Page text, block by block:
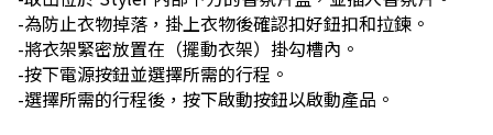
-為防止衣物掉落，掛上衣物後確認扣好鈕扣和拉鍊。
-將衣架緊密放置在（擺動衣架）掛勾槽內。
-按下電源按鈕並選擇所需的行程。
-選擇所需的行程後，按下啟動按鈕以啟動產品。